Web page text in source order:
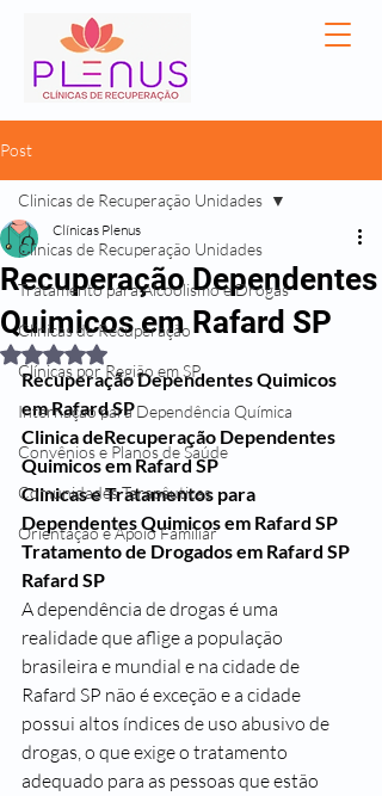
Post
Clinicas de Recuperação Unidades
Tratamento para Alcoolismo e Drogas
Clínicas de Recuperação
Clínicas por Região em SP
Internação para Dependência Química
Convênios e Planos de Saúde
Comunidades Terapêuticas
Orientação e Apoio Familiar
Clinicas de Recuperação Unidades
Recuperação Dependentes
Quimicos em Rafard SP
Clínicas Plenus
Avaliado com NaN de 5 estrelas.
Recuperação Dependentes Quimicos
em Rafard SP
Clinica deRecuperação Dependentes
Quimicos em Rafard SP
Clinicas e Tratamentos para
Dependentes Quimicos em Rafard SP
Tratamento de Drogados em Rafard SP
Rafard SP
A dependência de drogas é uma
realidade que aflige a população
brasileira e mundial e na cidade de
Rafard SP não é exceção e a cidade
possui altos índices de uso abusivo de
drogas, o que exige o tratamento
adequado para as pessoas que estão